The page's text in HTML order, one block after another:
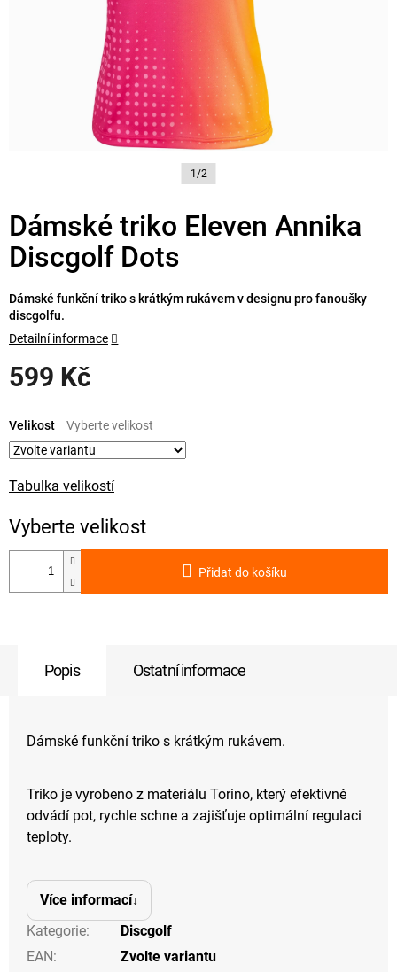
1/2
Dámské triko Eleven Annika
Discgolf Dots
599 Kč
cena:
Tabulka velikostí
Velikost
Přidat do košíku
Dámské funkční triko s krátkým rukávem v designu pro fanoušky
discgolfu.
Detailní informace
Popis Ostatní informace
Dámské funkční triko s krátkým rukávem.
Triko je vyrobeno z materiálu Torino, který efektivně
odvádí pot, rychle schne a zajišťuje optimální regulaci
teploty.
Více informací
Kategorie:
Discgolf
EAN:
Zvolte variantu